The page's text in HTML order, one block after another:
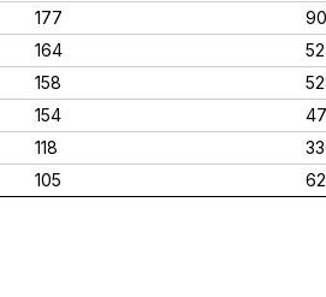
177
164
158
154
118
105